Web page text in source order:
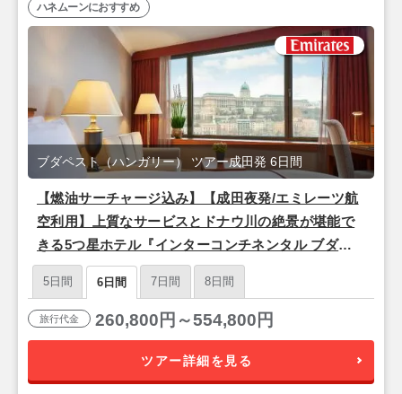
【燃油サーチャージ込み】【成田夜発/エミレーツ航
空利用】上質なサービスとドナウ川の絶景が堪能で
きる5つ星ホテル『インターコンチネンタル ブダペ
スト』宿泊♪ドナウ河畔の美しい夜景と歴史を楽しむ
「ブダペスト」3泊6日
ブダペスト（ハンガリー） ツアー成田発 6日間
ハネムーンにおすすめ
5日間 6日間 7日間 8日間
旅行代金 260,800円～554,800円
ツアー詳細を見る